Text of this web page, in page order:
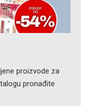
proizvode za
pronađite